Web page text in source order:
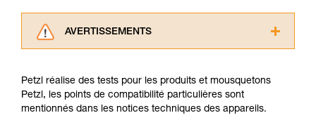
AVERTISSEMENTS
consulter. Vous devez avoir compris les
informations de la notice technique pour
pouvoir comprendre ce complément
Petzl réalise des tests pour les produits et mousquetons
Petzl, les points de compatibilité particulières sont
mentionnés dans les notices techniques des appareils.